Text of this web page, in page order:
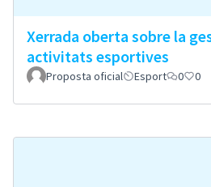
Xerrada oberta sobre la
activitats esportives
Proposta oficial Esport 0 0